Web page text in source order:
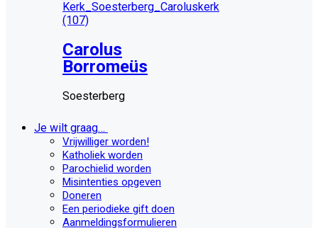
Carolus
Borromeüs
Soesterberg
Je wilt graag…
Vrijwilliger worden!
Katholiek worden
Parochielid worden
Misintenties opgeven
Doneren
Een periodieke gift doen
Aanmeldingsformulieren